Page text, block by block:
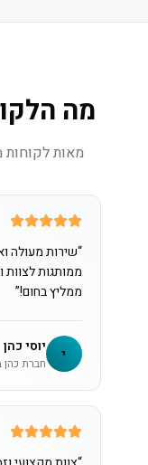
מה
מאות לקוחות
“שירות מעולה
ממותגות
ממליץ בחום!”
י יוסי כהן
חברת כהן